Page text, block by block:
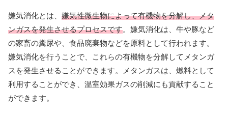
嫌気消化とは、 嫌気性微生物によって有機物を分解し、メタ
ンガスを発生させるプロセスです。嫌気消化は、牛や豚など
の家畜の糞尿や、食品廃棄物などを原料として行われます。
嫌気消化を行うことで、これらの有機物を分解してメタンガ
スを発生させることができます。メタンガスは、燃料として
利用することができ、温室効果ガスの削減にも貢献すること
ができます。